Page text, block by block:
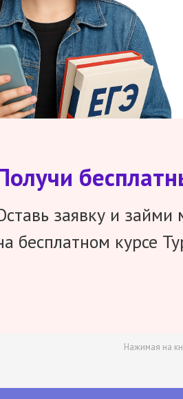
заявку и займи
бесплатном курсе
Нажимая на